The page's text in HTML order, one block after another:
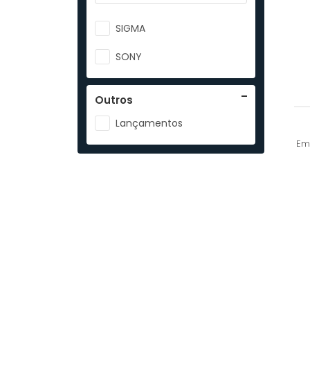
SIGMA
SONY
Outros
Lançamentos